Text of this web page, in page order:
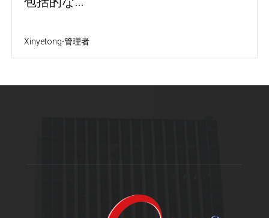
Xinyetong-管理者